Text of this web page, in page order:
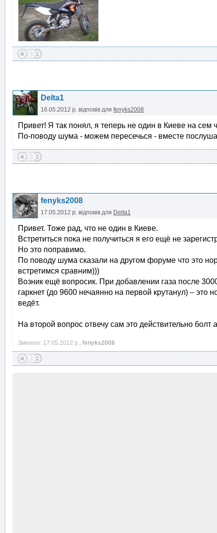
Delta1
16.05.2012 р. відповів для fenyks2008
Привет! Я так понял, я теперь не один в Киеве на сем
По-поводу шума - можем пересечься - вместе
fenyks2008
17.05.2012 р. відповів для Delta1
Привет. Тоже рад, что не один в Киеве.
Встретиться пока не получиться я его ещё не
Но это поправимо.
По поводу шума сказали на другом форуме что это
встретимся сравним)))
Возник ещё вопросик. При добавлении газа после
гаркнет (до 9600 нечаянно на первой крутанул) – это
ведёт.
На второй вопрос отвечу сам это действительно болт
Змінено: 17.05.2012 р., fenyks2008